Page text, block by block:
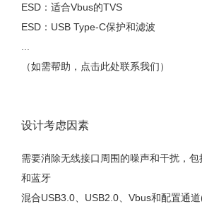
ESD：适合Vbus的TVS
ESD：USB Type-C保护和滤波
（如需帮助，点击此处联系我们）
设计考虑因素
需要消除无线接口周围的噪声和干扰，
和蓝牙
混合USB3.0、USB2.0、Vbus和配置通